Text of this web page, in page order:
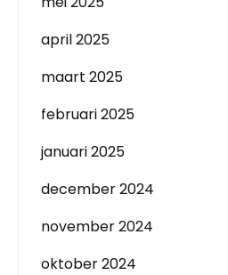
april 2025
maart 2025
februari 2025
januari 2025
december 2024
november 2024
oktober 2024